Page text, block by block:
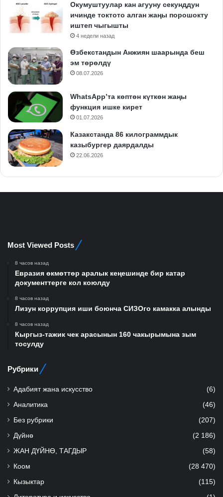
Окумуштуулар кан агууну секунддун
ичинде токтото алган жаңы порошокту
иштеп чыгышты
4 недели назад
Өзбекстандын Анжиян шаарында беш
эм төрөлдү
08.07.2026
WhatsApp’та көптөн күткөн жаңы
функция ишке кирет
01.07.2026
Казакстанда 86 килограммдык
казыбургер даярдалды
22.06.2026
Most Viewed Posts
8 часов назад
Евразия өкмөттөр аралык кеңешинде бир катар
документтерге кол коюлду
8 часов назад
Лизун коррупция иши боюнча СИЗОго камакка алынды
8 часов назад
Кыргыз-тажик чек арасынын 160 чакырымына зым
тосулду
Рубрики
Адабият жана искусство (6)
Аналитика (46)
Без рубрики (207)
Дүйнө (2 186)
ЖАН ДҮЙНӨ, ТАГДЫР (58)
Коом (28 470)
Кызыктар (115)